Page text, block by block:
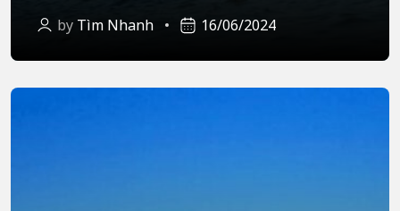
by Tìm Nhanh 16/06/2024